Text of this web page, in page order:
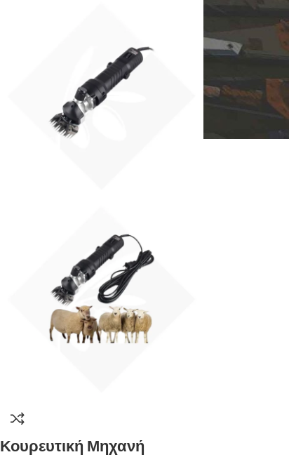
Κουρευτική Μηχανή